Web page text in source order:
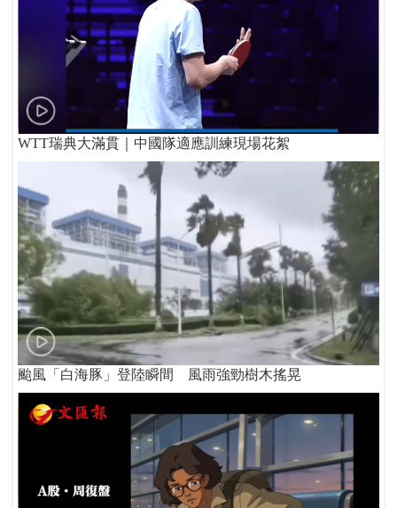
WTT瑞典大滿貫｜中國隊適應訓練現場花絮
颱風「白海豚」登陸瞬間 風雨強勁樹木搖晃